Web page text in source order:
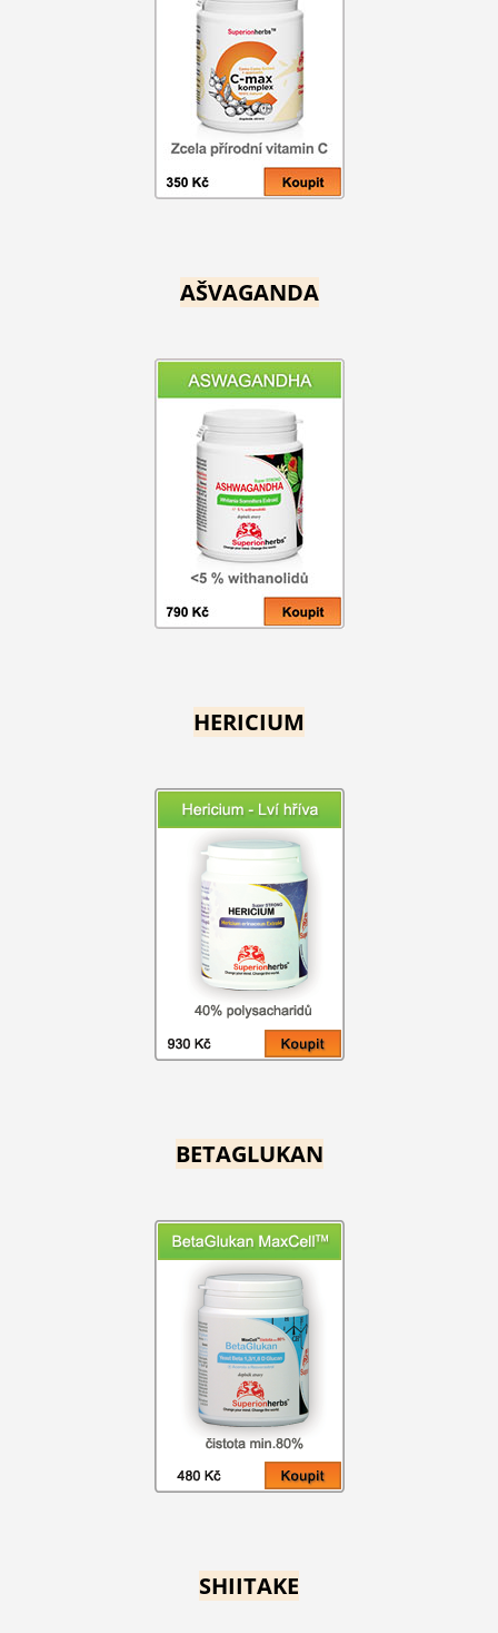
AŠVAGANDA
HERICIUM
BETAGLUKAN
SHIITAKE